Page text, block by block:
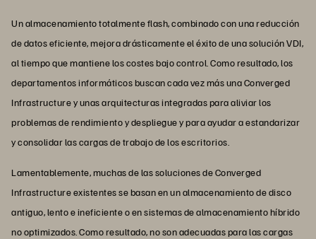
Un almacenamiento totalmente flash, combinado con una reducción
de datos eficiente, mejora drásticamente el éxito de una solución VDI,
al tiempo que mantiene los costes bajo control. Como resultado, los
departamentos informáticos buscan cada vez más una Converged
Infrastructure y unas arquitecturas integradas para aliviar los
problemas de rendimiento y despliegue y para ayudar a estandarizar
y consolidar las cargas de trabajo de los escritorios.
Lamentablemente, muchas de las soluciones de Converged
Infrastructure existentes se basan en un almacenamiento de disco
antiguo, lento e ineficiente o en sistemas de almacenamiento híbrido
no optimizados. Como resultado, no son adecuadas para las cargas